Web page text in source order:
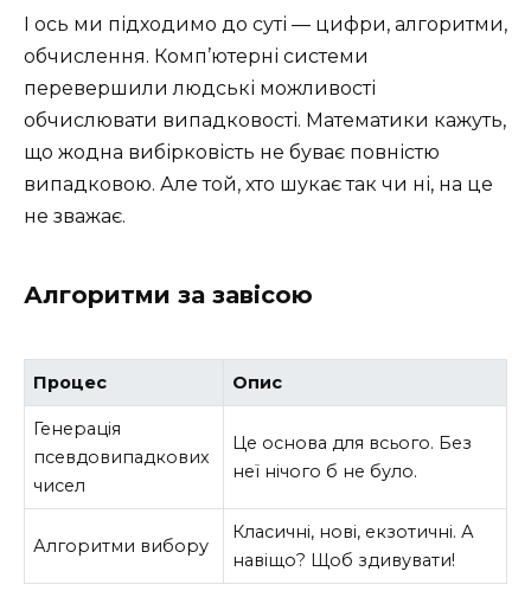
І ось ми підходимо до суті — цифри, алгоритми,
обчислення. Комп’ютерні системи
перевершили людські можливості
обчислювати випадковості. Математики кажуть,
що жодна вибірковість не буває повністю
випадковою. Але той, хто шукає так чи ні, на це
не зважає.
Алгоритми за завісою
Процес Опис
Генерація
псевдовипадкових
чисел
Це основа для всього. Без
неї нічого б не було.
Алгоритми вибору
Класичні, нові, екзотичні. А
навіщо? Щоб здивувати!